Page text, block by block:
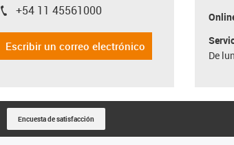
igus-icon-phone
+54 11 45561000
Escribir un correo electrónico
De
Encuesta de satisfacción